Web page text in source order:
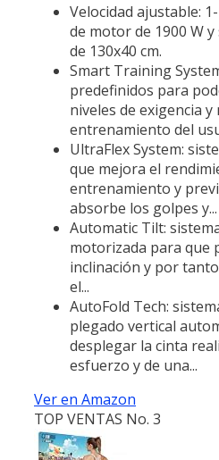
Velocidad ajustable:
de motor de 1900 W
de 130x40 cm.
Smart Training
predefinidos para
niveles de exigencia y
entrenamiento del
UltraFlex System:
que mejora el
entrenamiento y
absorbe los golpes y...
Automatic Tilt:
motorizada para que
inclinación y por
el...
AutoFold Tech:
plegado vertical
desplegar la cinta
esfuerzo y de una...
Ver en Amazon
TOP VENTAS No. 3